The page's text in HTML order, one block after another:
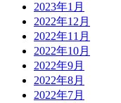
2023年1月
2022年12月
2022年11月
2022年10月
2022年9月
2022年8月
2022年7月